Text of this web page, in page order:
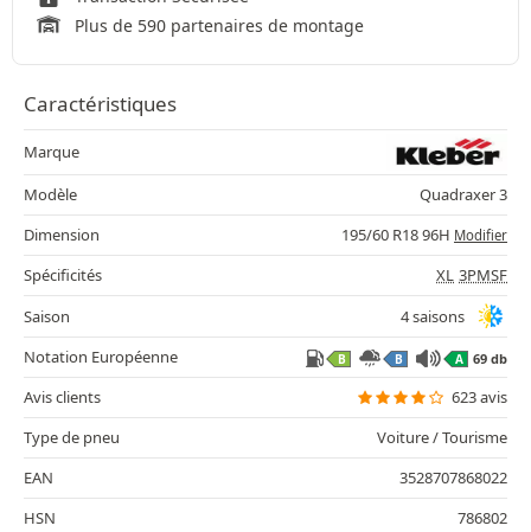
Plus de 590 partenaires de montage
Caractéristiques
Marque
Modèle
Quadraxer 3
Dimension
195/60 R18 96H Modifier
Spécificités XL 3PMSF
Saison
4 saisons
Notation Européenne
B B A 69 db
Avis clients
623 avis
Type de pneu
Voiture / Tourisme
EAN
3528707868022
HSN
786802